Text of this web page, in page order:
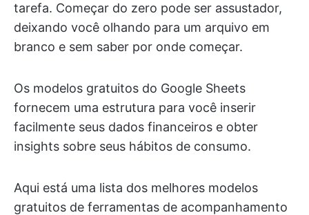
tarefa. Começar do zero pode ser assustador,
deixando você olhando para um arquivo em
branco e sem saber por onde começar.
Os modelos gratuitos do Google Sheets
fornecem uma estrutura para você inserir
facilmente seus dados financeiros e obter
insights sobre seus hábitos de consumo.
Aqui está uma lista dos melhores modelos
gratuitos de ferramentas de acompanhamento